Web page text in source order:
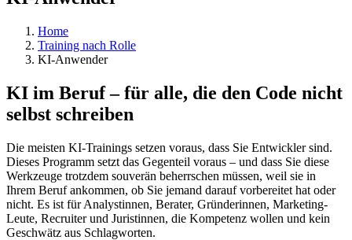
Home
Training nach Rolle
KI-Anwender
KI im Beruf – für alle, die den Code nicht
selbst schreiben
Die meisten KI-Trainings setzen voraus, dass Sie Entwickler sind.
Dieses Programm setzt das Gegenteil voraus – und dass Sie diese
Werkzeuge trotzdem souverän beherrschen müssen, weil sie in
Ihrem Beruf ankommen, ob Sie jemand darauf vorbereitet hat oder
nicht. Es ist für Analystinnen, Berater, Gründerinnen, Marketing-
Leute, Recruiter und Juristinnen, die Kompetenz wollen und kein
Geschwätz aus Schlagworten.